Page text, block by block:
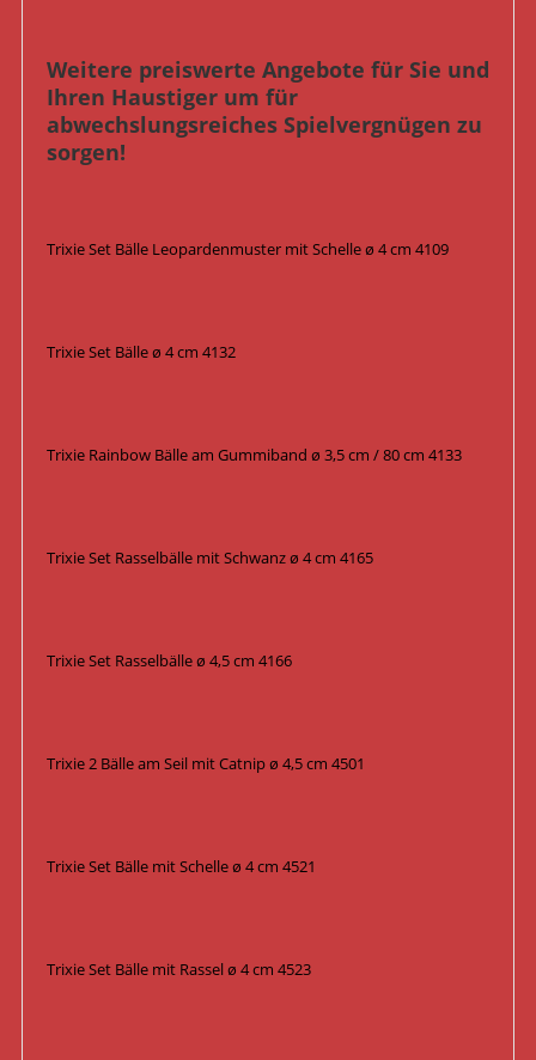
Weitere preiswerte Angebote für Sie und
Ihren Haustiger um für
abwechslungsreiches Spielvergnügen zu
sorgen!
Trixie Set Bälle Leopardenmuster mit Schelle ø 4 cm 4109
Trixie Set Bälle ø 4 cm 4132
Trixie Rainbow Bälle am Gummiband ø 3,5 cm / 80 cm 4133
Trixie Set Rasselbälle mit Schwanz ø 4 cm 4165
Trixie Set Rasselbälle ø 4,5 cm 4166
Trixie 2 Bälle am Seil mit Catnip ø 4,5 cm 4501
Trixie Set Bälle mit Schelle ø 4 cm 4521
Trixie Set Bälle mit Rassel ø 4 cm 4523